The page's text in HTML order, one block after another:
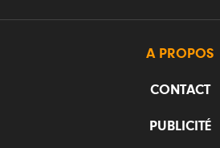
A PROPOS
CONTACT
PUBLICITÉ